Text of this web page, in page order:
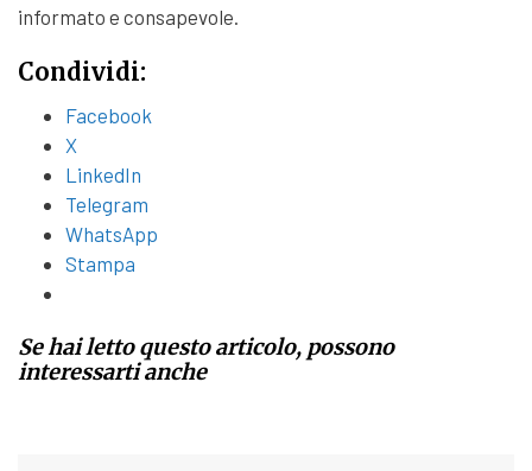
informato e consapevole.
Condividi:
Facebook
X
LinkedIn
Telegram
WhatsApp
Stampa
Se hai letto questo articolo, possono
interessarti anche